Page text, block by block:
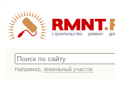
строительство ремонт
Например, земельный участок